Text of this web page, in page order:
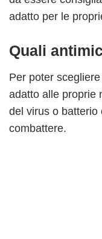
adatto per le
Quali
Per poter
adatto alle proprie
del virus o batterio
combattere.